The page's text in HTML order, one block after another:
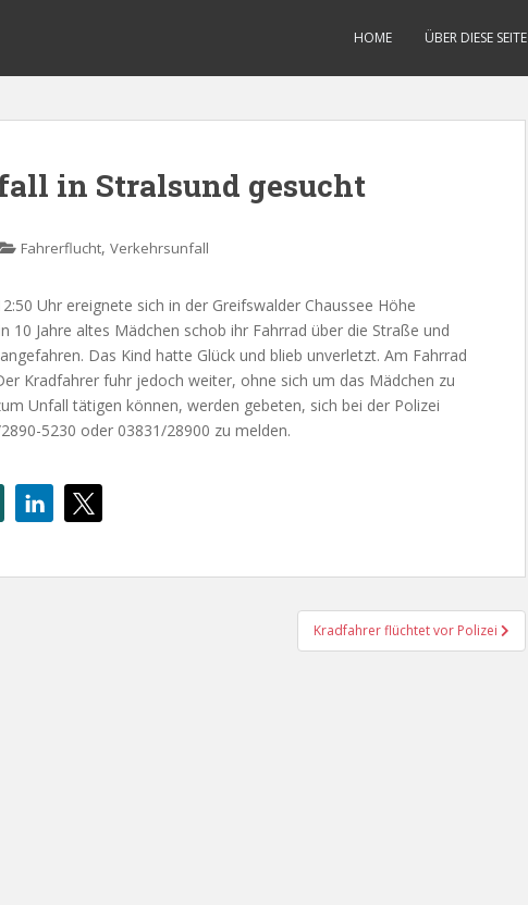
HOME ÜBER DIESE SEITE
in Stralsund gesucht
Fahrerflucht, Verkehrsunfall
Uhr ereignete sich in der Greifswalder Chaussee Höhe
10 Jahre altes Mädchen schob ihr Fahrrad über die Straße und
Das Kind hatte Glück und blieb unverletzt. Am Fahrrad
Kradfahrer fuhr jedoch weiter, ohne sich um das Mädchen zu
Unfall tätigen können, werden gebeten, sich bei der Polizei
5230 oder 03831/28900 zu melden.
Kradfahrer flüchtet vor Polizei